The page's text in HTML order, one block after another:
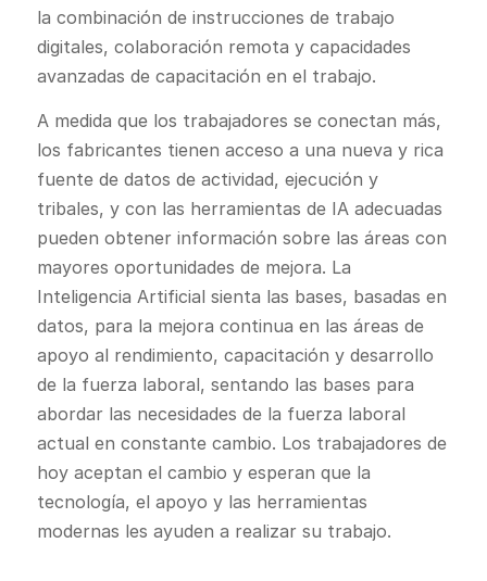
la combinación de instrucciones de trabajo
digitales, colaboración remota y capacidades
avanzadas de capacitación en el trabajo.
A medida que los trabajadores se conectan más,
los fabricantes tienen acceso a una nueva y rica
fuente de datos de actividad, ejecución y
tribales, y con las herramientas de IA adecuadas
pueden obtener información sobre las áreas con
mayores oportunidades de mejora. La
Inteligencia Artificial sienta las bases, basadas en
datos, para la mejora continua en las áreas de
apoyo al rendimiento, capacitación y desarrollo
de la fuerza laboral, sentando las bases para
abordar las necesidades de la fuerza laboral
actual en constante cambio. Los trabajadores de
hoy aceptan el cambio y esperan que la
tecnología, el apoyo y las herramientas
modernas les ayuden a realizar su trabajo.